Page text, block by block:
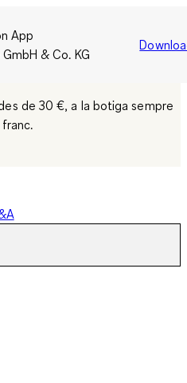
App
& Co. KG
de 30 €, a la botiga sempre